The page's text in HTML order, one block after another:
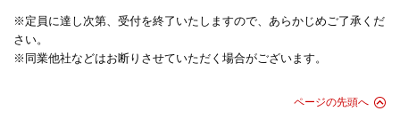
※定員に達し次第、受付を終了いたしますので、あらかじめご了承くだ
さい。
※同業他社などはお断りさせていただく場合がございます。
ページの先頭へ